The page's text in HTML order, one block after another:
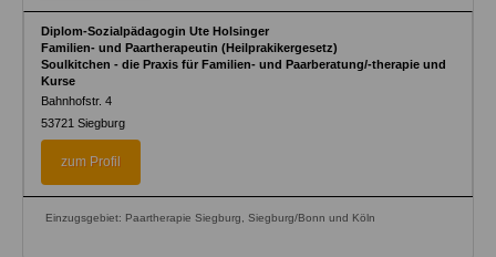
Diplom-Sozialpädagogin Ute Holsinger
Familien- und Paartherapeutin (Heilprakikergesetz)
Soulkitchen - die Praxis für Familien- und Paarberatung/-therapie und
Kurse
Bahnhofstr. 4
53721 Siegburg
zum Profil
Einzugsgebiet: Paartherapie Siegburg, Siegburg/Bonn und Köln